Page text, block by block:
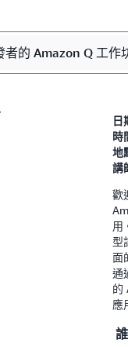
者的 Amazon Q 工作
日
時
地
講
歡
用
型
面
通
的
應